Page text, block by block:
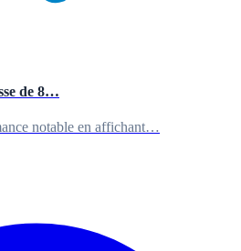
de 8…
notable en affichant…